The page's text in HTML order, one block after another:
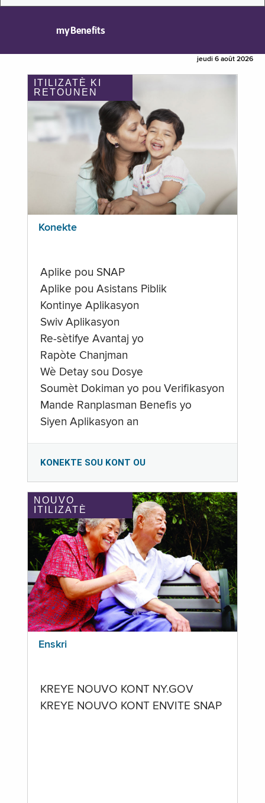
myBenefits
jeudi 6 août 2026
ITILIZATÈ KI
RETOUNEN
Konekte
Aplike pou SNAP
Aplike pou Asistans Piblik
Kontinye Aplikasyon
Swiv Aplikasyon
Re-sètifye Avantaj yo
Rapòte Chanjman
Wè Detay sou Dosye
Soumèt Dokiman yo pou Verifikasyon
Mande Ranplasman Benefis yo
Siyen Aplikasyon an
KONEKTE SOU KONT OU
NOUVO
ITILIZATÈ
Enskri
KREYE NOUVO KONT NY.GOV
KREYE NOUVO KONT ENVITE SNAP